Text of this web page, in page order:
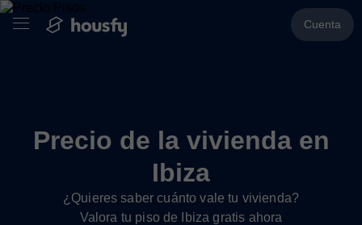
Cuenta
Precio de la vivienda en
Ibiza
¿Quieres saber cuánto vale tu vivienda?
Valora tu piso de Ibiza gratis ahora